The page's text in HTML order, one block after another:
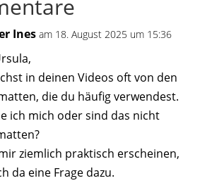
Ines am 18. August 2025 um 15:36
in deinen Videos oft von den
die du häufig verwendest.
ich mich oder sind das nicht
ziemlich praktisch erscheinen,
da eine Frage dazu.